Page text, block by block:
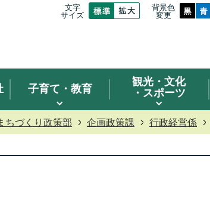
文字
サイズ
背景色
変更
子育て・教育
観光 ・文化
・スポーツ
ちづくり政策部 企画政策課 行政経営係